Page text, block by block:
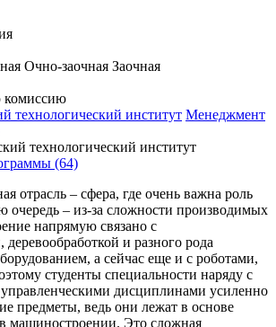
Очно-заочная Заочная
комиссию
институт Менеджмент
(64)
отрасль – сфера, где очень важна роль
очередь – из-за сложности производимых
напрямую связано с
деревообработкой и разного рода
а сейчас еще и с роботами,
студенты специальности наряду с
дисциплинами усиленно
предметы, ведь они лежат в основе
машиностроении. Это сложная